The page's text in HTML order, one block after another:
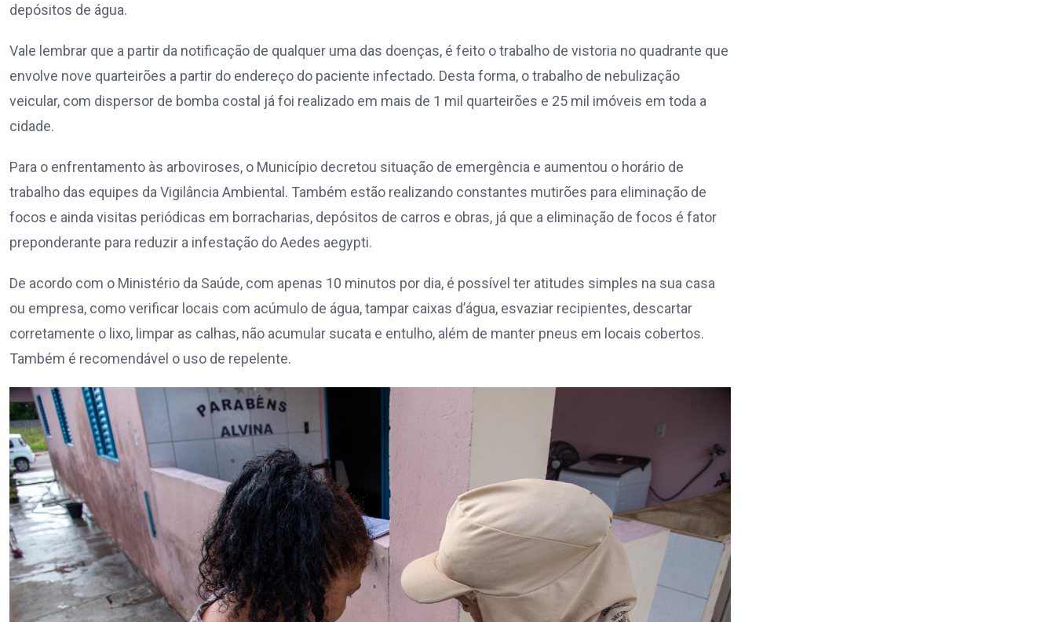
depósitos de água.
Vale lembrar que a partir da notificação de qualquer uma das doenças, é feito o trabalho de vistoria no quadrante que
envolve nove quarteirões a partir do endereço do paciente infectado. Desta forma, o trabalho de nebulização
veicular, com dispersor de bomba costal já foi realizado em mais de 1 mil quarteirões e 25 mil imóveis em toda a
cidade.
Para o enfrentamento às arboviroses, o Município decretou situação de emergência e aumentou o horário de
trabalho das equipes da Vigilância Ambiental. Também estão realizando constantes mutirões para eliminação de
focos e ainda visitas periódicas em borracharias, depósitos de carros e obras, já que a eliminação de focos é fator
preponderante para reduzir a infestação do Aedes aegypti.
De acordo com o Ministério da Saúde, com apenas 10 minutos por dia, é possível ter atitudes simples na sua casa
ou empresa, como verificar locais com acúmulo de água, tampar caixas d’água, esvaziar recipientes, descartar
corretamente o lixo, limpar as calhas, não acumular sucata e entulho, além de manter pneus em locais cobertos.
Também é recomendável o uso de repelente.